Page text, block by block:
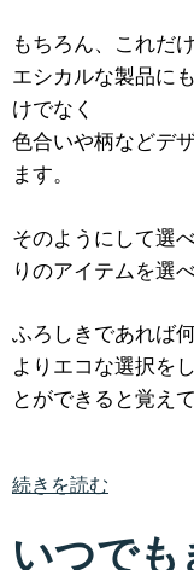
もちろん、これだ
エシカルな製品に
けでなく
色合いや柄などデ
ます。
そのようにして選
りのアイテムを選
ふろしきであれば
よりエコな選択を
とができると覚え
続きを読む
いつで